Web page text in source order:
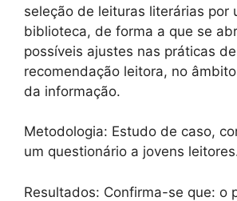
seleção de leituras literárias por
biblioteca, de forma a que se
possíveis ajustes nas práticas de
recomendação leitora, no
da informação.
Metodologia: Estudo de caso,
um questionário a jovens
Resultados: Confirma-se que: o